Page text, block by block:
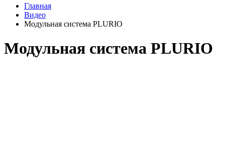
Главная
Видео
Модульная система PLURIO
Модульная система PLURIO